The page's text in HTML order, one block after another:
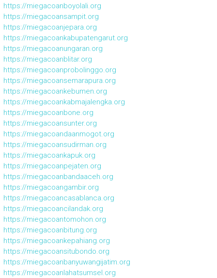
https://miegacoanboyolali.org
https://miegacoansampit.org
https://miegacoanjepara.org
https://miegacoankabupatengarut.org
https://miegacoanungaran.org
https://miegacoanblitar.org
https://miegacoanprobolinggo.org
https://miegacoansemarapura.org
https://miegacoankebumen.org
https://miegacoankabmajalengka.org
https://miegacoanbone.org
https://miegacoansunter.org
https://miegacoandaanmogot.org
https://miegacoansudirman.org
https://miegacoankapuk.org
https://miegacoanpejaten.org
https://miegacoanbandaaceh.org
https://miegacoangambir.org
https://miegacoancasablanca.org
https://miegacoancilandak.org
https://miegacoantomohon.org
https://miegacoanbitung.org
https://miegacoankepahiang.org
https://miegacoansitubondo.org
https://miegacoanbanyuwangijatim.org
https://miegacoanlahatsumsel.org